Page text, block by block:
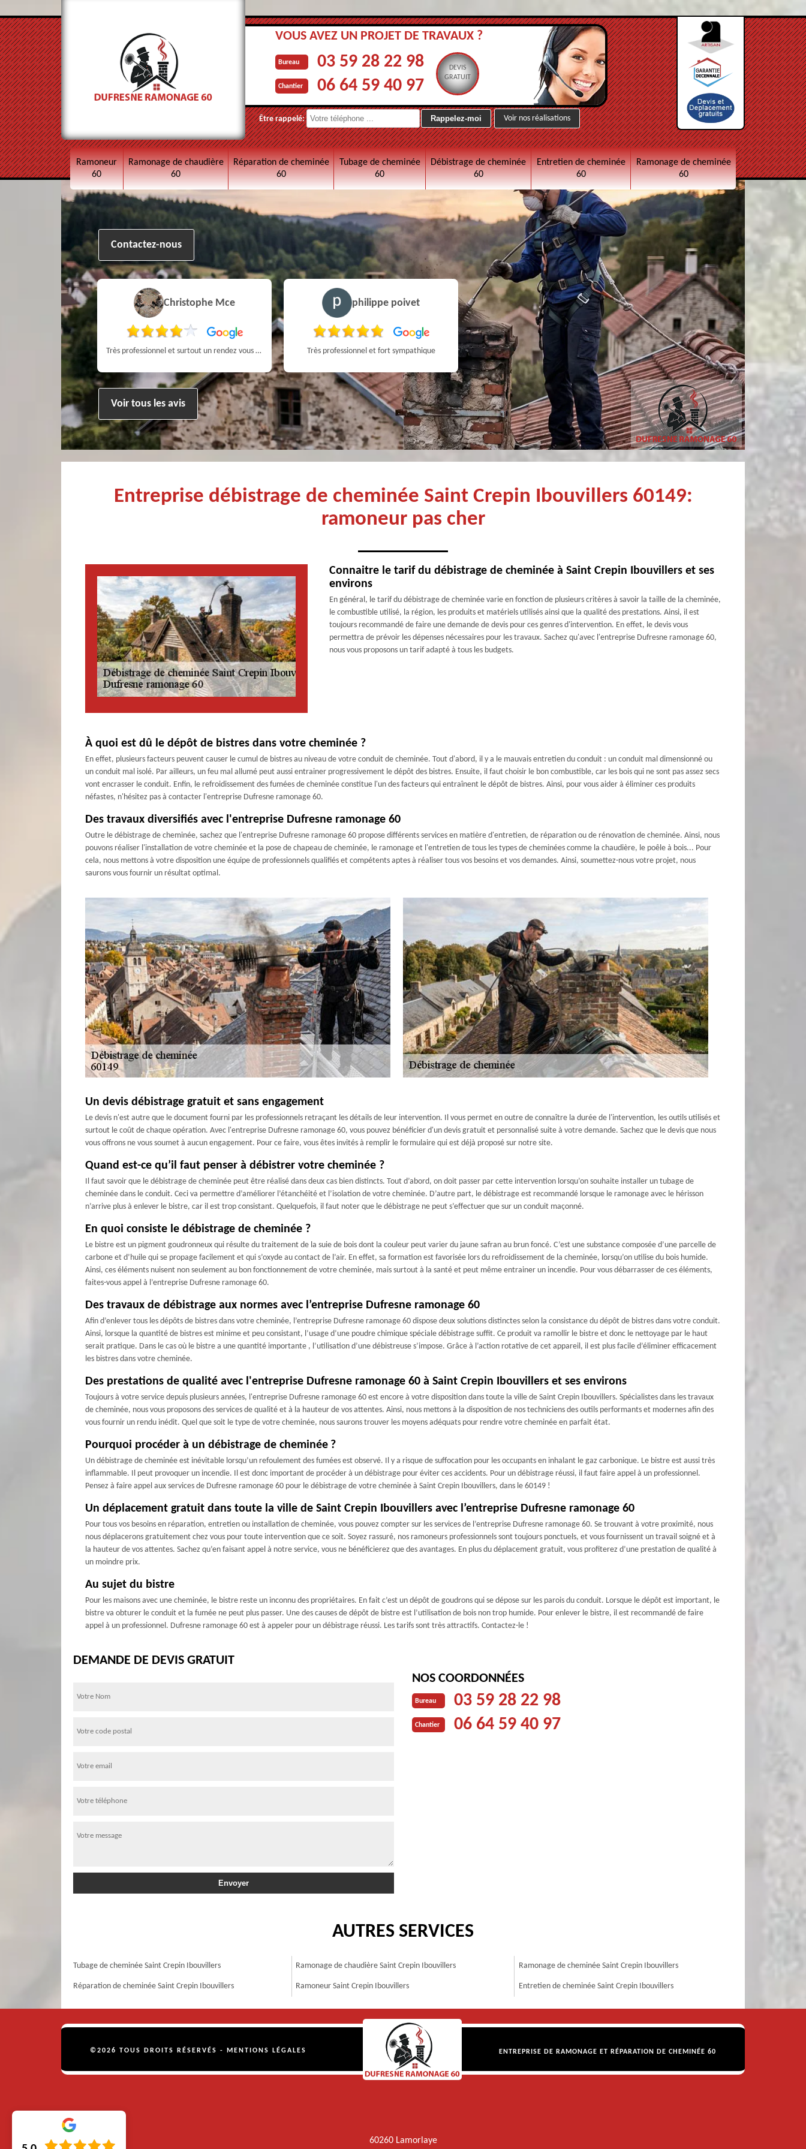
VOUS AVEZ UN PROJET DE TRAVAUX ?
Bureau 03 59 28 22 98
Chantier 06 64 59 40 97
DEVIS
GRATUIT
Être rappelé: Voir nos réalisations
Ramoneur
60
Ramonage de chaudière
60
Réparation de cheminée
60
Tubage de cheminée
60
Débistrage de cheminée
60
Entretien de cheminée
60
Ramonage de cheminée
60
Contactez-nous
personne sympathique efficace expliquant la démarche de son travail pour un résultat de qualité . A recommander
Christophe Mce
Très professionnel et surtout un rendez vous rapide pour un ramonage efficace
philippe poivet
Très professionnel et fort sympathique
Simon Bataille-
Vandereecken
De très bon conseil et expertise au top, en plus d’être très sympathique, je recommande! Nous avons été bien aidés et renseignés sur quoi faire de notre insert et son entretien futur, merci :) Très bien !
Voir tous les avis
Entreprise débistrage de cheminée Saint Crepin Ibouvillers 60149:
ramoneur pas cher
Connaitre le tarif du débistrage de cheminée à Saint Crepin Ibouvillers et ses
environs
En général, le tarif du débistrage de cheminée varie en fonction de plusieurs critères à savoir la taille de la cheminée,
le combustible utilisé, la région, les produits et matériels utilisés ainsi que la qualité des prestations. Ainsi, il est
toujours recommandé de faire une demande de devis pour ces genres d'intervention. En effet, le devis vous
permettra de prévoir les dépenses nécessaires pour les travaux. Sachez qu'avec l'entreprise Dufresne ramonage 60,
nous vous proposons un tarif adapté à tous les budgets.
À quoi est dû le dépôt de bistres dans votre cheminée ?
En effet, plusieurs facteurs peuvent causer le cumul de bistres au niveau de votre conduit de cheminée. Tout d'abord, il y a le mauvais entretien du conduit : un conduit mal dimensionné ou
un conduit mal isolé. Par ailleurs, un feu mal allumé peut aussi entrainer progressivement le dépôt des bistres. Ensuite, il faut choisir le bon combustible, car les bois qui ne sont pas assez secs
vont encrasser le conduit. Enfin, le refroidissement des fumées de cheminée constitue l'un des facteurs qui entraînent le dépôt de bistres. Ainsi, pour vous aider à éliminer ces produits
néfastes, n'hésitez pas à contacter l'entreprise Dufresne ramonage 60.
Des travaux diversifiés avec l'entreprise Dufresne ramonage 60
Outre le débistrage de cheminée, sachez que l'entreprise Dufresne ramonage 60 propose différents services en matière d'entretien, de réparation ou de rénovation de cheminée. Ainsi, nous
pouvons réaliser l'installation de votre cheminée et la pose de chapeau de cheminée, le ramonage et l'entretien de tous les types de cheminées comme la chaudière, le poêle à bois... Pour
cela, nous mettons à votre disposition une équipe de professionnels qualifiés et compétents aptes à réaliser tous vos besoins et vos demandes. Ainsi, soumettez-nous votre projet, nous
saurons vous fournir un résultat optimal.
Un devis débistrage gratuit et sans engagement
Le devis n'est autre que le document fourni par les professionnels retraçant les détails de leur intervention. Il vous permet en outre de connaître la durée de l'intervention, les outils utilisés et
surtout le coût de chaque opération. Avec l'entreprise Dufresne ramonage 60, vous pouvez bénéficier d'un devis gratuit et personnalisé suite à votre demande. Sachez que le devis que nous
vous offrons ne vous soumet à aucun engagement. Pour ce faire, vous êtes invités à remplir le formulaire qui est déjà proposé sur notre site.
Quand est-ce qu’il faut penser à débistrer votre cheminée ?
Il faut savoir que le débistrage de cheminée peut être réalisé dans deux cas bien distincts. Tout d’abord, on doit passer par cette intervention lorsqu’on souhaite installer un tubage de
cheminée dans le conduit. Ceci va permettre d’améliorer l’étanchéité et l’isolation de votre cheminée. D’autre part, le débistrage est recommandé lorsque le ramonage avec le hérisson
n’arrive plus à enlever le bistre, car il est trop consistant. Quelquefois, il faut noter que le débistrage ne peut s’effectuer que sur un conduit maçonné.
En quoi consiste le débistrage de cheminée ?
Le bistre est un pigment goudronneux qui résulte du traitement de la suie de bois dont la couleur peut varier du jaune safran au brun foncé. C’est une substance composée d’une parcelle de
carbone et d’huile qui se propage facilement et qui s’oxyde au contact de l’air. En effet, sa formation est favorisée lors du refroidissement de la cheminée, lorsqu’on utilise du bois humide.
Ainsi, ces éléments nuisent non seulement au bon fonctionnement de votre cheminée, mais surtout à la santé et peut même entrainer un incendie. Pour vous débarrasser de ces éléments,
faites-vous appel à l’entreprise Dufresne ramonage 60.
Des travaux de débistrage aux normes avec l’entreprise Dufresne ramonage 60
Afin d’enlever tous les dépôts de bistres dans votre cheminée, l’entreprise Dufresne ramonage 60 dispose deux solutions distinctes selon la consistance du dépôt de bistres dans votre conduit.
Ainsi, lorsque la quantité de bistres est minime et peu consistant, l’usage d’une poudre chimique spéciale débistrage suffit. Ce produit va ramollir le bistre et donc le nettoyage par le haut
serait pratique. Dans le cas où le bistre a une quantité importante , l’utilisation d’une débistreuse s’impose. Grâce à l’action rotative de cet appareil, il est plus facile d’éliminer efficacement
les bistres dans votre cheminée.
Des prestations de qualité avec l'entreprise Dufresne ramonage 60 à Saint Crepin Ibouvillers et ses environs
Toujours à votre service depuis plusieurs années, l'entreprise Dufresne ramonage 60 est encore à votre disposition dans toute la ville de Saint Crepin Ibouvillers. Spécialistes dans les travaux
de cheminée, nous vous proposons des services de qualité et à la hauteur de vos attentes. Ainsi, nous mettons à la disposition de nos techniciens des outils performants et modernes afin des
vous fournir un rendu inédit. Quel que soit le type de votre cheminée, nous saurons trouver les moyens adéquats pour rendre votre cheminée en parfait état.
Pourquoi procéder à un débistrage de cheminée ?
Un débistrage de cheminée est inévitable lorsqu’un refoulement des fumées est observé. Il y a risque de suffocation pour les occupants en inhalant le gaz carbonique. Le bistre est aussi très
inflammable. Il peut provoquer un incendie. Il est donc important de procéder à un débistrage pour éviter ces accidents. Pour un débistrage réussi, il faut faire appel à un professionnel.
Pensez à faire appel aux services de Dufresne ramonage 60 pour le débistrage de votre cheminée à Saint Crepin Ibouvillers, dans le 60149 !
Un déplacement gratuit dans toute la ville de Saint Crepin Ibouvillers avec l’entreprise Dufresne ramonage 60
Pour tous vos besoins en réparation, entretien ou installation de cheminée, vous pouvez compter sur les services de l’entreprise Dufresne ramonage 60. Se trouvant à votre proximité, nous
nous déplacerons gratuitement chez vous pour toute intervention que ce soit. Soyez rassuré, nos ramoneurs professionnels sont toujours ponctuels, et vous fournissent un travail soigné et à
la hauteur de vos attentes. Sachez qu’en faisant appel à notre service, vous ne bénéficierez que des avantages. En plus du déplacement gratuit, vous profiterez d’une prestation de qualité à
un moindre prix.
Au sujet du bistre
Pour les maisons avec une cheminée, le bistre reste un inconnu des propriétaires. En fait c’est un dépôt de goudrons qui se dépose sur les parois du conduit. Lorsque le dépôt est important, le
bistre va obturer le conduit et la fumée ne peut plus passer. Une des causes de dépôt de bistre est l’utilisation de bois non trop humide. Pour enlever le bistre, il est recommandé de faire
appel à un professionnel. Dufresne ramonage 60 est à appeler pour un débistrage réussi. Les tarifs sont très attractifs. Contactez-le !
DEMANDE DE DEVIS GRATUIT
NOS COORDONNÉES
Bureau 03 59 28 22 98
Chantier 06 64 59 40 97
AUTRES SERVICES
Tubage de cheminée Saint Crepin Ibouvillers
Réparation de cheminée Saint Crepin Ibouvillers
Ramonage de chaudière Saint Crepin Ibouvillers
Ramoneur Saint Crepin Ibouvillers
Ramonage de cheminée Saint Crepin Ibouvillers
Entretien de cheminée Saint Crepin Ibouvillers
©2026 TOUS DROITS RÉSERVÉS - MENTIONS LÉGALES ENTREPRISE DE RAMONAGE ET RÉPARATION DE CHEMINÉE 60
60260 Lamorlaye